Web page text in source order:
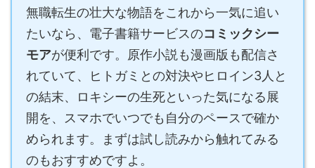
無職転生の壮大な物語をこれから一気に追い
たいなら、電子書籍サービスのコミックシー
モアが便利です。原作小説も漫画版も配信さ
れていて、ヒトガミとの対決やヒロイン3人と
の結末、ロキシーの生死といった気になる展
開を、スマホでいつでも自分のペースで確か
められます。まずは試し読みから触れてみる
のもおすすめですよ。